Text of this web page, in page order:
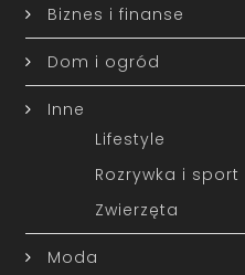
Biznes i finanse
Dom i ogród
Inne
Lifestyle
Rozrywka i sport
Zwierzęta
Moda